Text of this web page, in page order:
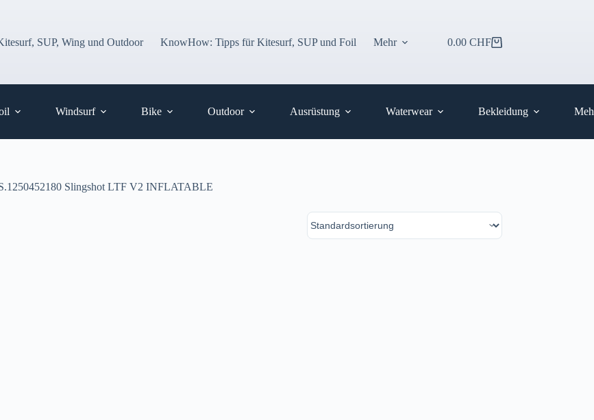
SUP, Wing und Outdoor
KnowHow: Tipps für Kitesurf, SUP und Foil Mehr Warenkorb
0.00 CHF
Windsurf Bike Outdoor Ausrüstung Waterwear Bekleidung
Slingshot LTF V2 INFLATABLE